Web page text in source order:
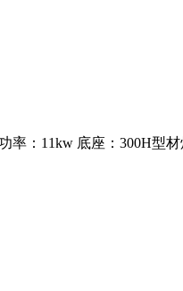
率：11kw 底座：300H